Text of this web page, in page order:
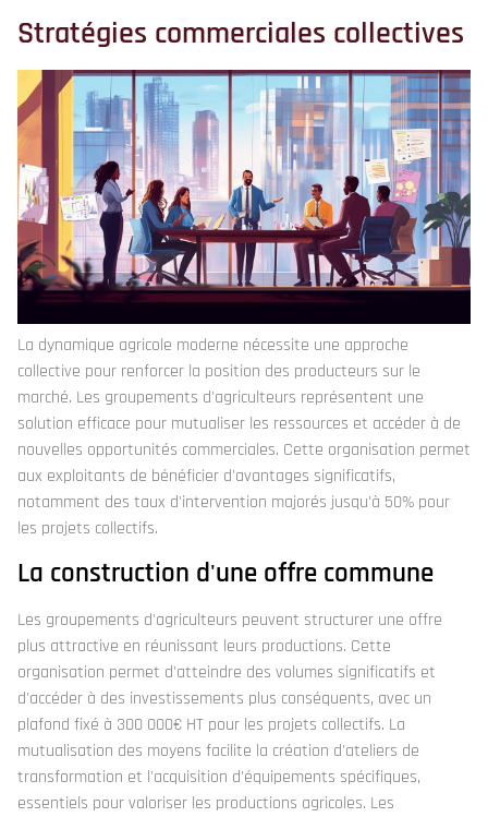
Stratégies commerciales collectives
La dynamique agricole moderne nécessite une approche
collective pour renforcer la position des producteurs sur le
marché. Les groupements d'agriculteurs représentent une
solution efficace pour mutualiser les ressources et accéder à de
nouvelles opportunités commerciales. Cette organisation permet
aux exploitants de bénéficier d'avantages significatifs,
notamment des taux d'intervention majorés jusqu'à 50% pour
les projets collectifs.
La construction d'une offre commune
Les groupements d'agriculteurs peuvent structurer une offre
plus attractive en réunissant leurs productions. Cette
organisation permet d'atteindre des volumes significatifs et
d'accéder à des investissements plus conséquents, avec un
plafond fixé à 300 000€ HT pour les projets collectifs. La
mutualisation des moyens facilite la création d'ateliers de
transformation et l'acquisition d'équipements spécifiques,
essentiels pour valoriser les productions agricoles. Les